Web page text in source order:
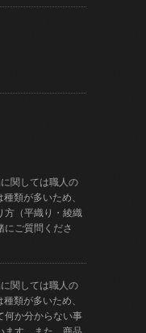
関しては職人の
類が多いため、
方（平織り・綾織
にご質問くださ
関しては職人の
類が多いため、
何か分からない事